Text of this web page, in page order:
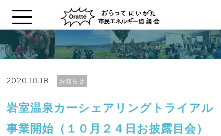
2020.10.18 お知らせ
岩室温泉カーシェアリングトライアル
事業開始（１０月２４日お披露目会）